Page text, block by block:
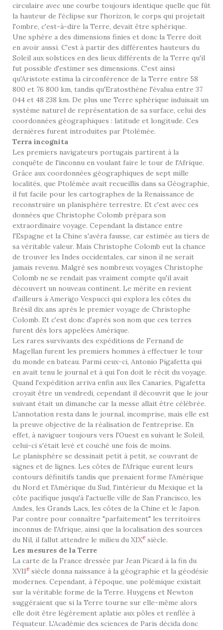
circulaire avec une courbe toujours identique quelle que fût
la hauteur de l'éclipse sur l'horizon, le corps qui projetait
l'ombre, c'est-à-dire la Terre, devait être sphérique.
Une sphère a des dimensions finies et donc la Terre doit
en avoir aussi. C'est à partir des différentes hauteurs du
Soleil aux solstices en des lieux différents de la Terre qu'il
fut possible d'estimer ses dimensions. C'est ainsi
qu'Aristote estima la circonférence de la Terre entre 58
800 et 76 800 km, tandis qu'Eratosthène l'évalua entre 37
044 et 48 238 km. De plus une Terre sphérique induisait un
système naturel de représentation de sa surface, celui des
coordonnées géographiques : latitude et longitude. Ces
dernières furent introduites par Ptolémée.
Terra incognita
Les premiers navigateurs portugais partirent à la
conquête de l'inconnu en voulant faire le tour de l'Afrique.
Grâce aux coordonnées géographiques de sept mille
localités, que Ptolémée avait recueillis dans sa Géographie,
il fut facile pour les cartographes de la Renaissance de
reconstruire un planisphère terrestre. Et c'est avec ces
données que Christophe Colomb prépara son
extraordinaire voyage. Cependant la distance entre
l'Espagne et la Chine s'avéra fausse, car estimée au tiers de
sa véritable valeur. Mais Christophe Colomb eut la chance
de trouver les Indes occidentales, car sinon il ne serait
jamais revenu. Malgré ses nombreux voyages Christophe
Colomb ne se rendait pas vraiment compte qu'il avait
découvert un nouveau continent. Le mérite en revient
d'ailleurs à Amerigo Vespucci qui explora les côtes du
Brésil dix ans après le premier voyage de Christophe
Colomb. Et c'est donc d'après son nom que ces terres
furent dès lors appelées Amérique.
Les rares survivants des expéditions de Fernand de
Magellan furent les premiers hommes à effectuer le tour
du monde en bateau. Parmi ceux-ci, Antonio Pigafetta qui
en avait tenu le journal et à qui l'on doit le récit du voyage.
Quand l'expédition arriva enfin aux îles Canaries, Pigafetta
croyait être un vendredi, cependant il découvrit que le jour
suivant était un dimanche car la messe allait être célébrée.
L'annotation resta dans le journal, incomprise, mais elle est
la preuve objective de la réalisation de l'entreprise. En
effet, à naviguer toujours vers l'Ouest en suivant le Soleil,
celui-ci s'était levé et couché une fois de moins.
Le planisphère se dessinait petit à petit, se couvrant de
signes et de lignes. Les côtes de l'Afrique eurent leurs
contours définitifs tandis que prenaient forme l'Amérique
du Nord et l'Amérique du Sud, l'intérieur du Mexique et la
côte pacifique jusqu'à l'actuelle ville de San Francisco, les
Andes, les Grands Lacs, les côtes de la Chine et le Japon.
Par contre pour connaître "parfaitement" les territoires
inconnus de l'Afrique, ainsi que la localisation des sources
du Nil, il fallut attendre le milieu du XIXe siècle.
Les mesures de la Terre
La carte de la France dressée par Jean Picard à la fin du
XVIIe siècle donna naissance à la géographie et la géodésie
modernes. Cependant, à l'époque, une polémique existait
sur la véritable forme de la Terre. Huygens et Newton
suggéraient que si la Terre tourne sur elle-même alors
elle doit être légèrement aplatie aux pôles et renflée à
l'équateur. L'Académie des sciences de Paris décida donc